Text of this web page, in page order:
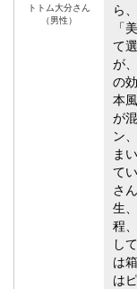
トトム大分さん
（男性）
ら
「
て
が
の
本
が
ン
ま
て
さ
生
程
し
は
は